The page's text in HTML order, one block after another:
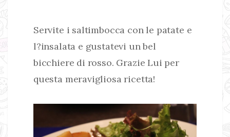
Servite i saltimbocca con le patate e
l?insalata e gustatevi un bel
bicchiere di rosso. Grazie Lui per
questa meravigliosa ricetta!